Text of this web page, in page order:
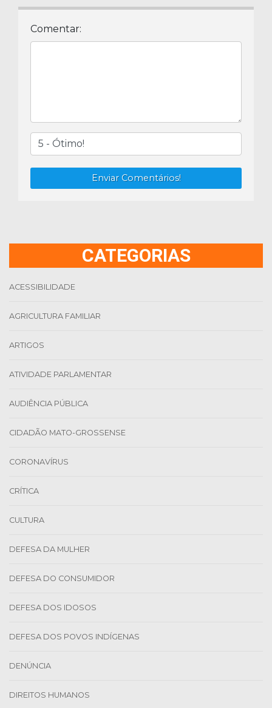
Comentar:
Enviar Comentários!
CATEGORIAS
ACESSIBILIDADE
AGRICULTURA FAMILIAR
ARTIGOS
ATIVIDADE PARLAMENTAR
AUDIÊNCIA PÚBLICA
CIDADÃO MATO-GROSSENSE
CORONAVÍRUS
CRÍTICA
CULTURA
DEFESA DA MULHER
DEFESA DO CONSUMIDOR
DEFESA DOS IDOSOS
DEFESA DOS POVOS INDÍGENAS
DENÚNCIA
DIREITOS HUMANOS